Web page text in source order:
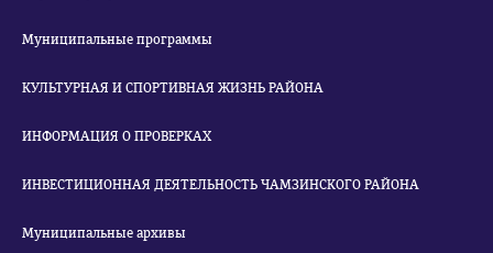
Муниципальные программы
КУЛЬТУРНАЯ И СПОРТИВНАЯ ЖИЗНЬ РАЙОНА
ИНФОРМАЦИЯ О ПРОВЕРКАХ
ИНВЕСТИЦИОННАЯ ДЕЯТЕЛЬНОСТЬ ЧАМЗИНСКОГО РАЙОНА
Муниципальные архивы